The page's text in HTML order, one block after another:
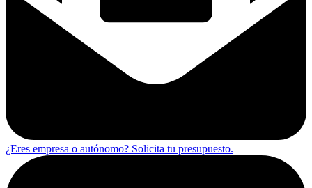
¿Eres empresa o autónomo? Solicita tu presupuesto.